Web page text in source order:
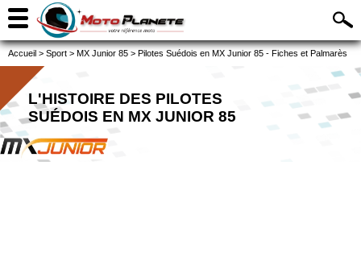
Accueil > Sport > MX Junior 85 > Pilotes Suédois en MX Junior 85 - Fiches et Palmarès
L'HISTOIRE DES PILOTES
SUÉDOIS EN MX JUNIOR 85